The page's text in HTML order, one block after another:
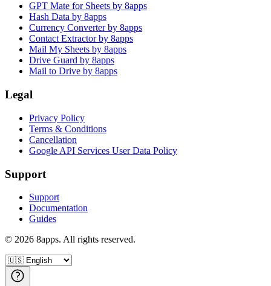
GPT Mate for Sheets by 8apps
Hash Data by 8apps
Currency Converter by 8apps
Contact Extractor by 8apps
Mail My Sheets by 8apps
Drive Guard by 8apps
Mail to Drive by 8apps
Legal
Privacy Policy
Terms & Conditions
Cancellation
Google API Services User Data Policy
Support
Support
Documentation
Guides
© 2026 8apps. All rights reserved.